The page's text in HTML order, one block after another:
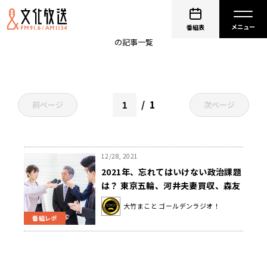
番組表
の記事一覧
前ページ 1 次ページ
番組レポ
12/28, 2021
2021年、忘れてはいけない政治課題
は？ 東京五輪、河井夫妻買収、森友
学園、入管施設etc 〜12月28日「大
竹まことゴールデンラジオ」
大竹まこと ゴールデンラジオ！